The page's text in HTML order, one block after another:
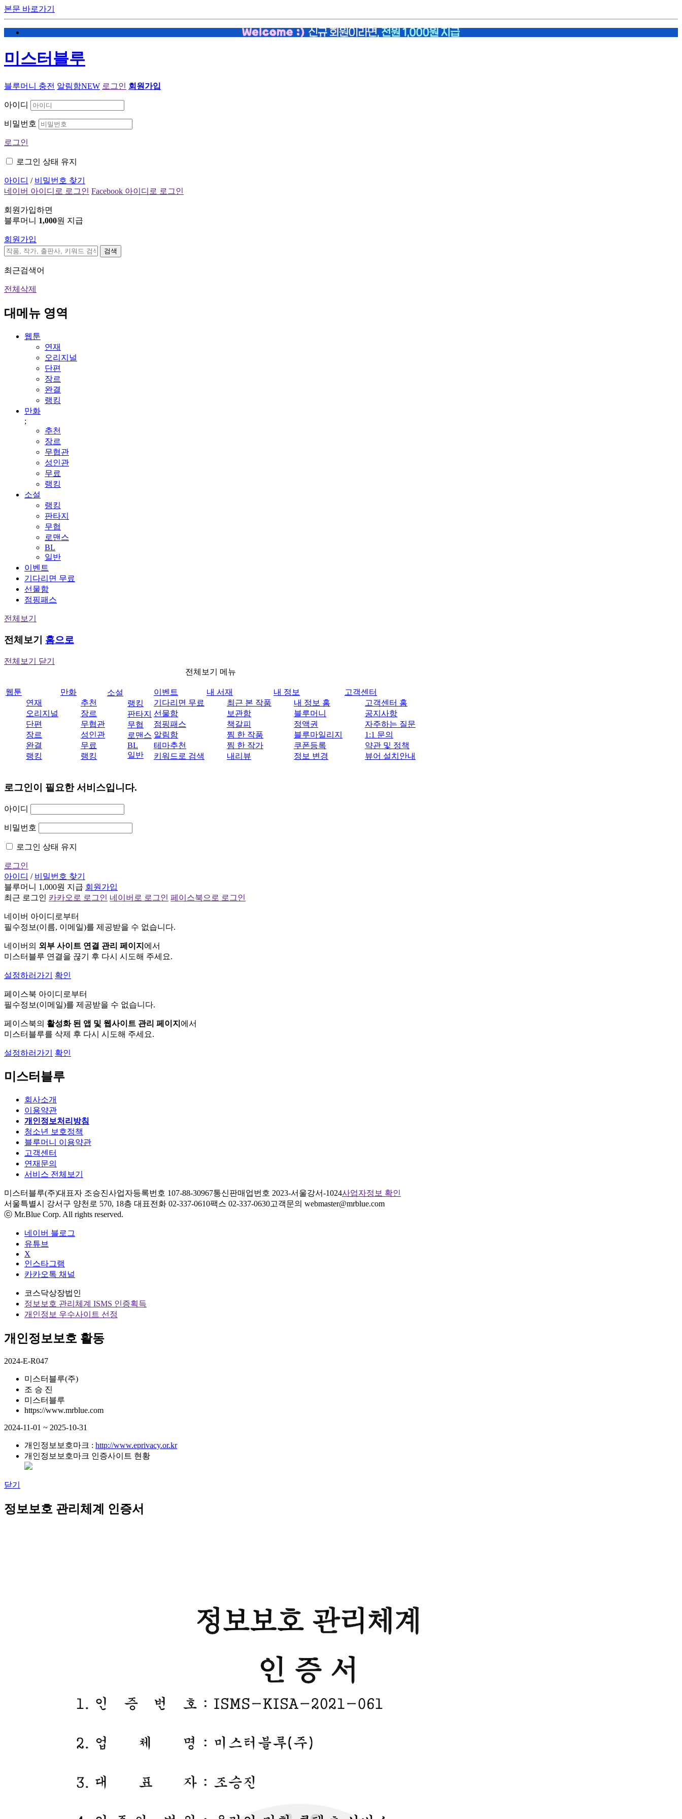
본문 바로가기
미스터블루
블루머니 충전 알림함NEW 로그인 회원가입
아이디
비밀번호
로그인
로그인 상태 유지
아이디 / 비밀번호 찾기
네이버 아이디로 로그인 Facebook 아이디로 로그인
회원가입하면
블루머니 1,000원 지급
회원가입
검색
최근검색어
전체삭제
대메뉴 영역
웹툰
연재
오리지널
단편
장르
완결
랭킹
만화
;
추천
장르
무협관
성인관
무료
랭킹
소설
랭킹
판타지
무협
로맨스
BL
일반
이벤트
기다리면 무료
선물함
점핑패스
전체보기
전체보기 홈으로
전체보기 닫기
전체보기 메뉴
웹툰
연재
오리지널
단편
장르
완결
랭킹
만화
추천
장르
무협관
성인관
무료
랭킹
소설
랭킹
판타지
무협
로맨스
BL
일반
이벤트
기다리면 무료
선물함
점핑패스
알림함
테마추천
키워드로 검색
내 서재
최근 본 작품
보관함
책갈피
찜 한 작품
찜 한 작가
내리뷰
내 정보
내 정보 홈
블루머니
정액권
블루마일리지
쿠폰등록
정보 변경
고객센터
고객센터 홈
공지사항
자주하는 질문
1:1 문의
약관 및 정책
뷰어 설치안내
로그인이 필요한 서비스입니다.
아이디
비밀번호
로그인 상태 유지
로그인
아이디 / 비밀번호 찾기
블루머니 1,000원 지급 회원가입
최근 로그인 카카오로 로그인 네이버로 로그인 페이스북으로 로그인
네이버 아이디로부터
필수정보(이름, 이메일)를 제공받을 수 없습니다.
네이버의 외부 사이트 연결 관리 페이지 에서
미스터블루 연결을 끊기 후 다시 시도해 주세요.
설정하러가기 확인
페이스북 아이디로부터
필수정보(이메일)를 제공받을 수 없습니다.
페이스북의 활성화 된 앱 및 웹사이트 관리 페이지 에서
미스터블루를 삭제 후 다시 시도해 주세요.
설정하러가기 확인
미스터블루
회사소개
이용약관
개인정보처리방침
청소년 보호정책
블루머니 이용약관
고객센터
연재문의
서비스 전체보기
미스터블루(주)대표자 조승진사업자등록번호 107-88-30967통신판매업번호 2023-서울강서-1024사업자정보 확인
서울특별시 강서구 양천로 570, 18층 대표전화 02-337-0610팩스 02-337-0630고객문의 webmaster@mrblue.com
ⓒ Mr.Blue Corp. All rights reserved.
네이버 블로그
유튜브
X
인스타그램
카카오톡 채널
코스닥상장법인
정보보호 관리체계 ISMS 인증획득
개인정보 우수사이트 선정
개인정보보호 활동
2024-E-R047
미스터블루(주)
조 승 진
미스터블루
https://www.mrblue.com
2024-11-01 ~ 2025-10-31
개인정보보호마크 : http://www.eprivacy.or.kr
개인정보보호마크 인증사이트 현황
닫기
정보보호 관리체계 인증서